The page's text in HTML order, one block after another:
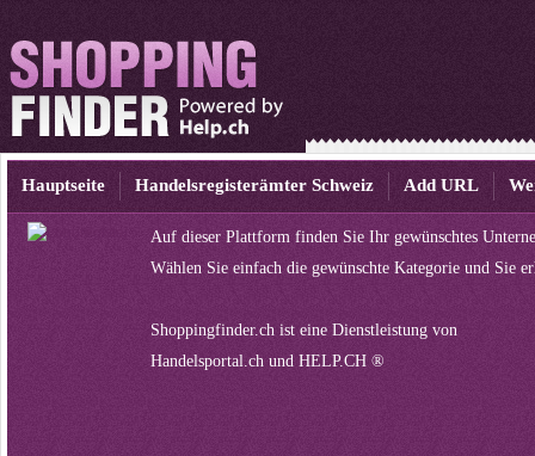
Hauptseite Handelsregisterämter Schweiz Add URL
Auf dieser Plattform finden Sie Ihr gewünschtes
Wählen Sie einfach die gewünschte Kategorie und Sie
Shoppingfinder.ch ist eine Dienstleistung von
Handelsportal.ch und HELP.CH ®